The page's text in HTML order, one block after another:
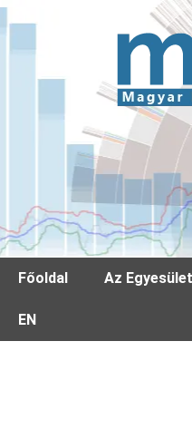
Főoldal Az Egyesület
EN